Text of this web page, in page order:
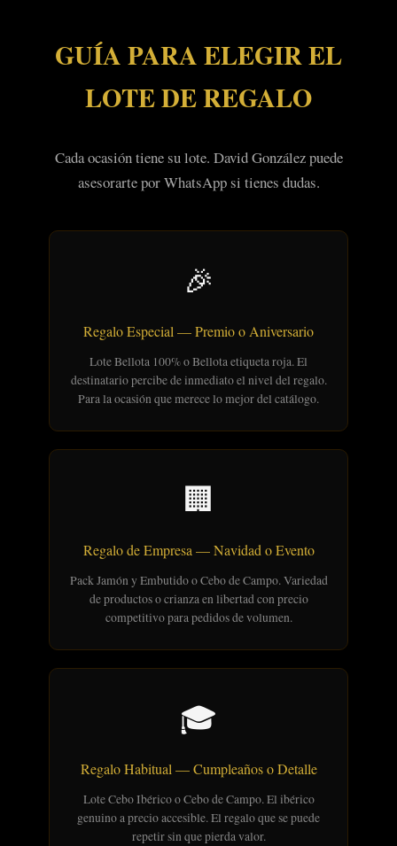
GUÍA PARA ELEGIR EL
LOTE DE REGALO
Cada ocasión tiene su lote. David González puede
asesorarte por WhatsApp si tienes dudas.
🎉
Regalo Especial — Premio o Aniversario
Lote Bellota 100% o Bellota etiqueta roja. El
destinatario percibe de inmediato el nivel del regalo.
Para la ocasión que merece lo mejor del catálogo.
🏢
Regalo de Empresa — Navidad o Evento
Pack Jamón y Embutido o Cebo de Campo. Variedad
de productos o crianza en libertad con precio
competitivo para pedidos de volumen.
🎓
Regalo Habitual — Cumpleaños o Detalle
Lote Cebo Ibérico o Cebo de Campo. El ibérico
genuino a precio accesible. El regalo que se puede
repetir sin que pierda valor.